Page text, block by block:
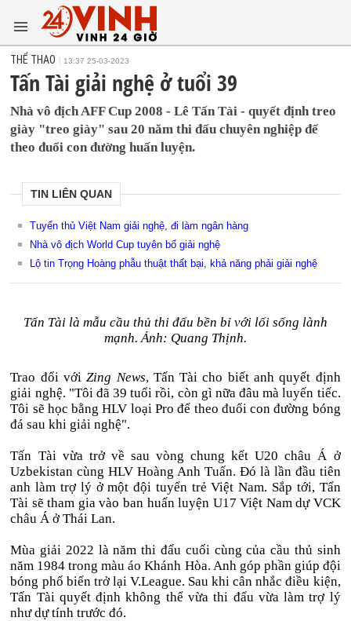
THỂ THAO 13:37 25-03-2023
Tấn Tài giải nghệ ở tuổi 39
Nhà vô địch AFF Cup 2008 - Lê Tấn Tài - quyết định treo
giày "treo giày" sau 20 năm thi đấu chuyên nghiệp để
theo đuổi con đường huấn luyện.
TIN LIÊN QUAN
Tuyển thủ Việt Nam giải nghệ, đi làm ngân hàng
Nhà vô địch World Cup tuyên bố giải nghệ
Lộ tin Trọng Hoàng phẫu thuật thất bại, khả năng phải giải nghệ
Tấn Tài là mẫu cầu thủ thi đấu bền bỉ với lối sống lành
mạnh. Ảnh: Quang Thịnh.
Trao đổi vớiZing News, Tấn Tài cho biết anh quyết định
giải nghệ. "Tôi đã 39 tuổi rồi, còn gì nữa đâu mà luyến tiếc.
Tôi sẽ học bằng HLV loại Pro để theo đuổi con đường bóng
đá sau khi giải nghệ".
Tấn Tài vừa trở về sau vòng chung kết U20 châu Á ở
Uzbekistan cùng HLV Hoàng Anh Tuấn. Đó là lần đầu tiên
anh làm trợ lý ở một đội tuyển trẻ Việt Nam. Sắp tới, Tấn
Tài sẽ tham gia vào ban huấn luyện U17 Việt Nam dự VCK
châu Á ở Thái Lan.
Mùa giải 2022 là năm thi đấu cuối cùng của cầu thủ sinh
năm 1984 trong màu áo Khánh Hòa. Anh góp phần giúp đội
bóng phố biển trở lại V.League. Sau khi cân nhắc điều kiện,
Tấn Tài quyết định không thể vừa thi đấu vừa làm trợ lý
như dự tính trước đó.